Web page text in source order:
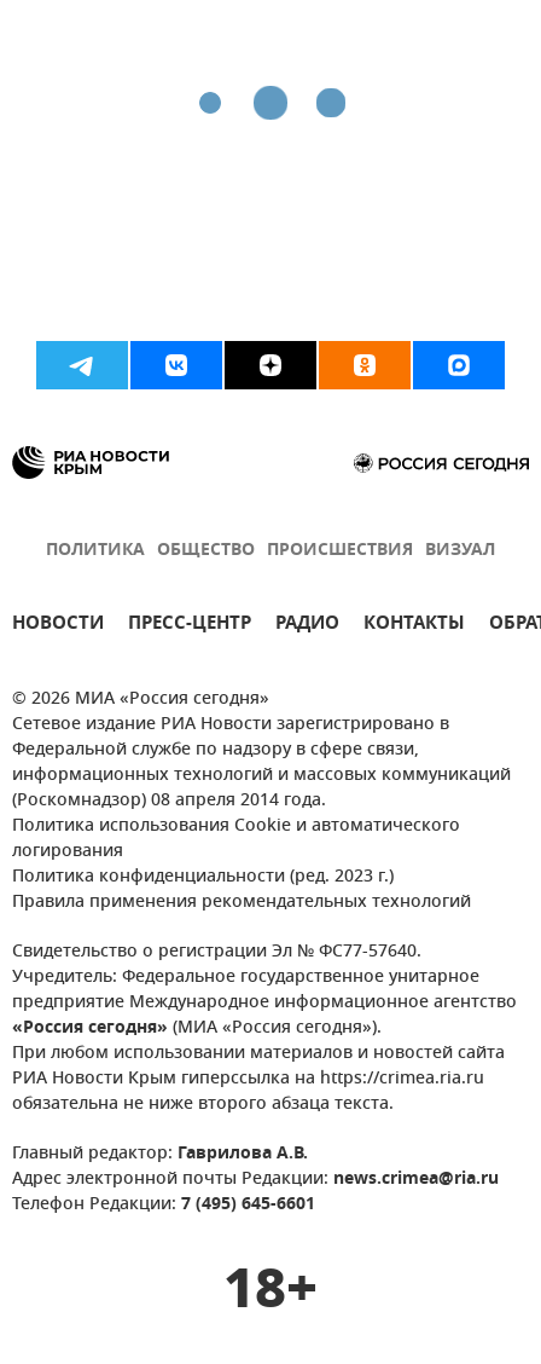
ПОЛИТИКА ОБЩЕСТВО ПРОИСШЕСТВИЯ ВИЗУАЛ
НОВОСТИ ПРЕСС-ЦЕНТР РАДИО КОНТАКТЫ
© 2026 МИА «Россия сегодня»
Сетевое издание РИА Новости зарегистрировано в
Федеральной службе по надзору в сфере связи,
информационных технологий и массовых коммуникаций
(Роскомнадзор) 08 апреля 2014 года.
Политика использования Cookie и автоматического
логирования
Политика конфиденциальности (ред. 2023 г.)
Правила применения рекомендательных технологий
Свидетельство о регистрации Эл № ФС77-57640.
Учредитель: Федеральное государственное унитарное
предприятие Международное информационное агентство
«Россия сегодня» (МИА «Россия сегодня»).
При любом использовании материалов и новостей сайта
РИА Новости Крым гиперссылка на https://crimea.ria.ru
обязательна не ниже второго абзаца текста.
Главный редактор: Гаврилова А.В.
Адрес электронной почты Редакции: news.crimea@ria.ru
Телефон Редакции: 7 (495) 645-6601
18+